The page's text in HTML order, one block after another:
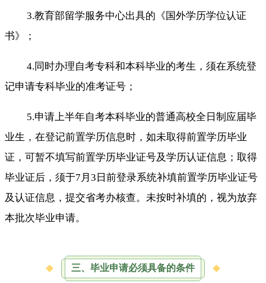
3.教育部留学服务中心出具的《国外学历学位认证
书》；
4.同时办理自考专科和本科毕业的考生，须在系统登
记申请专科毕业的准考证号；
5.申请上半年自考本科毕业的普通高校全日制应届毕
业生，在登记前置学历信息时，如未取得前置学历毕业
证，可暂不填写前置学历毕业证号及学历认证信息；取得
毕业证后，须于7月3日前登录系统补填前置学历毕业证号
及认证信息，提交省考办核查。未按时补填的，视为放弃
本批次毕业申请。
三、毕业申请必须具备的条件